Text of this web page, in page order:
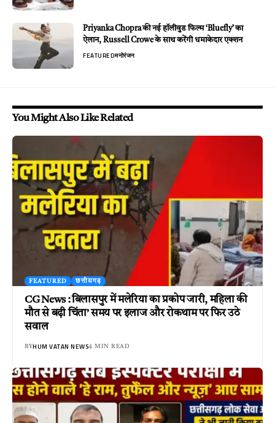
Priyanka Chopra की नई हॉलीवुड फिल्म ‘Bluefly’ का
ऐलान, Russell Crowe के साथ करेंगी धमाकेदार एक्शन
FEATUREDमनोरंजन
You Might Also Like Related
FEATURED छत्तीसगढ़
CG News : बिलासपुर में मलेरिया का प्रकोप जारी, महिला की
मौत से बढ़ी चिंता’ समय पर इलाज और रोकथाम पर फिर उठे
सवाल
BYHUM VATAN NEWS4 MIN READ